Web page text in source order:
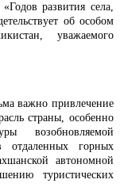
развития села,
об особом
уважаемого
важно привлечение
страны, особенно
возобновляемой
отдаленных горных
автономной
туристических